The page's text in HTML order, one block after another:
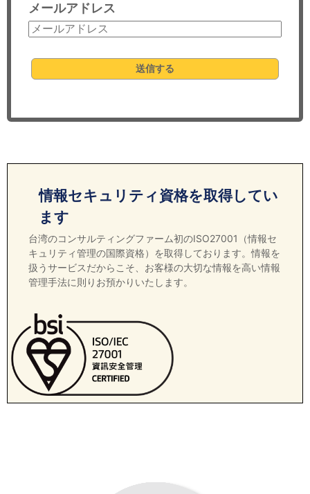
経済ニュース
ＩＴ
メールアドレス
送信する
情報セキュリティ資格を取得してい
ます
台湾のコンサルティングファーム初のISO27001（情報セ
キュリティ管理の国際資格）を取得しております。情報を
扱うサービスだからこそ、お客様の大切な情報を高い情報
管理手法に則りお預かりいたします。